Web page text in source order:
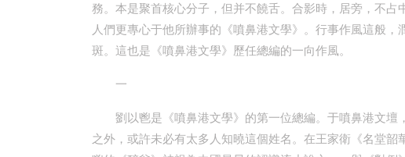
務。本是聚首核心分子，但并不饒舌。合影時，居旁，不
人們更專心于他所辦事的《噴鼻港文學》。行事作風這般
斑。這也是《噴鼻港文學》歷任總編的一向作風。
一
劉以鬯是《噴鼻港文學》的第一位總編。于噴鼻港文
之外，或許未必有太多人知曉這個姓名。在王家衛《名堂